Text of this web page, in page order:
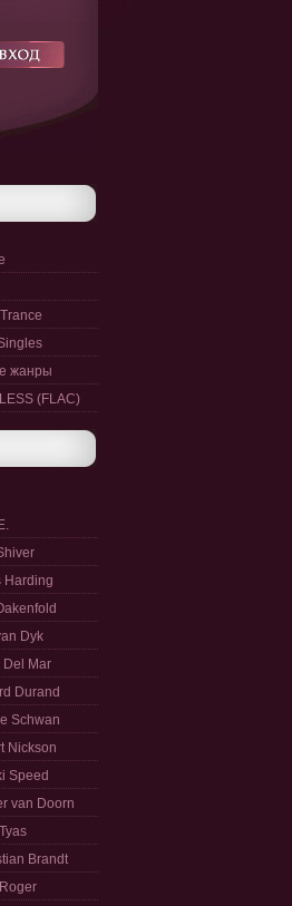
жанры
(FLAC)
Harding
Dyk
Del Mar
Durand
Schwan
Nickson
Speed
van Doorn
Brandt